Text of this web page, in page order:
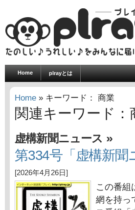
Home plrayとは
Home » キーワード： 商業
関連キーワード：
虚構新聞ニュース »
第334号「虚構新聞
[2026年4月26日]
この番組
網を持っ